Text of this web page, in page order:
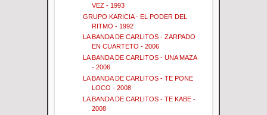
VEZ - 1993
GRUPO KARICIA - EL PODER DEL
RITMO - 1992
LA BANDA DE CARLITOS - ZARPADO
EN CUARTETO - 2006
LA BANDA DE CARLITOS - UNA MAZA
- 2006
LA BANDA DE CARLITOS - TE PONE
LOCO - 2008
LA BANDA DE CARLITOS - TE KABE -
2008